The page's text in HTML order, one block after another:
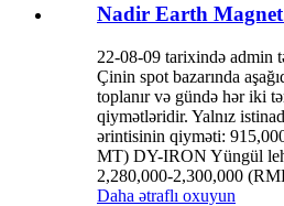
Nadir Earth
22-08-09 tarixində admin
Çinin spot bazarında
toplanır və gündə hər iki
qiymətləridir. Yalnız
ərintisinin qiyməti:
MT) DY-IRON Yüngül
2,280,000-2,300,000
Daha ətraflı oxuyun